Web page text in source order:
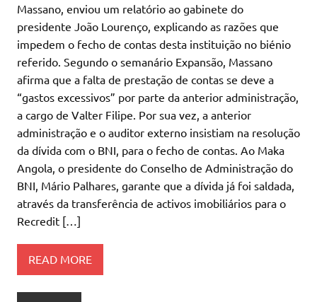
Massano, enviou um relatório ao gabinete do
presidente João Lourenço, explicando as razões que
impedem o fecho de contas desta instituição no biénio
referido. Segundo o semanário Expansão, Massano
afirma que a falta de prestação de contas se deve a
“gastos excessivos” por parte da anterior administração,
a cargo de Valter Filipe. Por sua vez, a anterior
administração e o auditor externo insistiam na resolução
da dívida com o BNI, para o fecho de contas. Ao Maka
Angola, o presidente do Conselho de Administração do
BNI, Mário Palhares, garante que a dívida já foi saldada,
através da transferência de activos imobiliários para o
Recredit […]
READ MORE